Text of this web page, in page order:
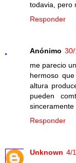
todavia, pero
Responder
Anónimo
me parecio
hermoso
altura
pueden
sinceramente
Responder
Unknown 4/